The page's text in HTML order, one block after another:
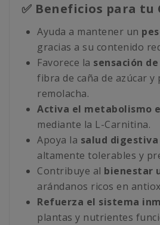
✅ Beneficios para tu
Ayuda a mantener un
gracias a su contenido
Favorece la sensación
fibra de caña de azúcar y
remolacha.
Activa el metabolismo
mediante la L-Carnitina.
Apoya la salud digestiva
altamente tolerables y
Contribuye al bienestar
arándanos ricos en
Refuerza el sistema
plantas y nutrientes